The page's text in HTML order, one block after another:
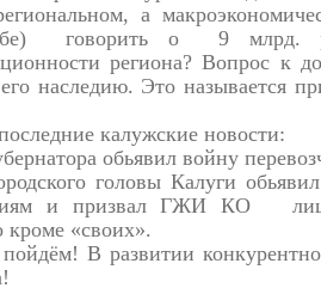
а
говорить о
9 млрд.
региона? Вопрос к
наследию. Это называется
калужские новости:
обьявил войну
головы Калуги
и призвал ГЖИ КО
«своих».
В развитии